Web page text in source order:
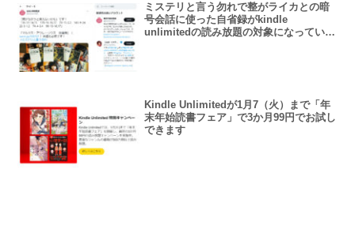
ミステリと言う勿れで整がライカとの暗
号会話に使った自省録がkindle
unlimitedの読み放題の対象になっていま
Kindle Unlimitedが1月7（火）まで「年
末年始読書フェア」で3か月99円でお試し
できます